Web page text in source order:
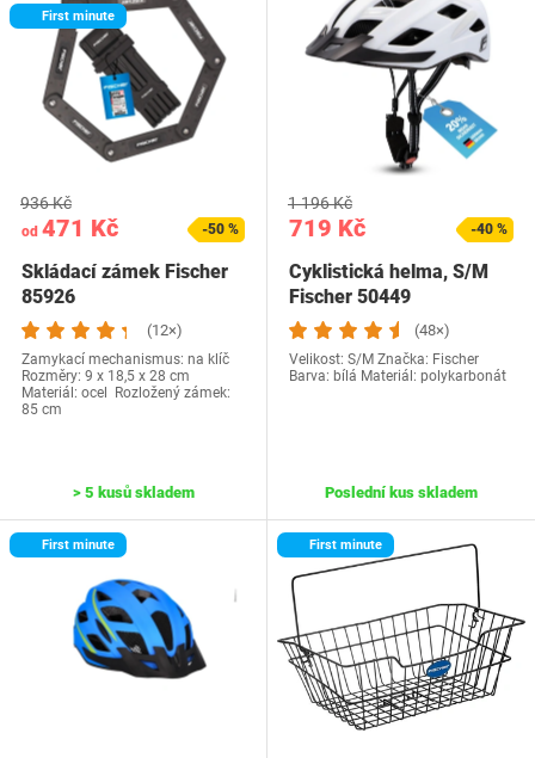
First minute
od 471 Kč
936 Kč
-50 %
Skládací zámek Fischer
85926
(12×)
Zamykací mechanismus: na klíč
Rozměry: 9 x 18,5 x 28 cm
Materiál: ocel Rozložený zámek:
85 cm
> 5 kusů skladem
719 Kč
1 196 Kč
-40 %
Cyklistická helma, S/M
Fischer 50449
(48×)
Velikost: S/M Značka: Fischer
Barva: bílá Materiál: polykarbonát
Poslední kus skladem
First minute First minute